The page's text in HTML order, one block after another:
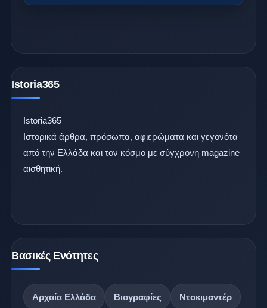
Istoria365
Istoria365
Ιστορικά άρθρα, πρόσωπα, αφιερώματα και γεγονότα
από την Ελλάδα και τον κόσμο με σύγχρονη magazine
αισθητική.
Βασικές Ενότητες
Αρχαία Ελλάδα Βιογραφίες Ντοκιμαντέρ